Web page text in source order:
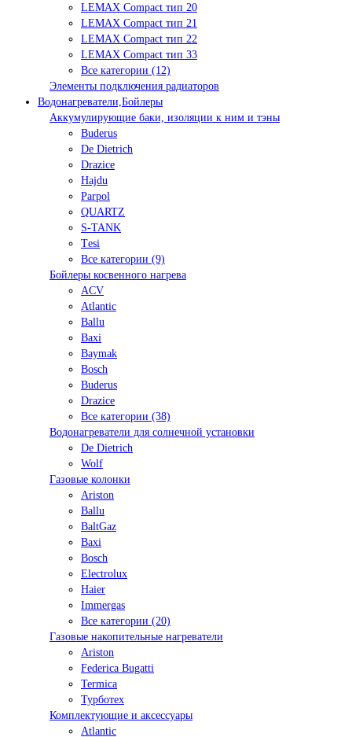
LEMAX Compact тип 20
LEMAX Compact тип 21
LEMAX Compact тип 22
LEMAX Compact тип 33
Все категории (12)
Элементы подключения радиаторов
Водонагреватели,Бойлеры
Аккумулирующие баки, изоляции к ним и тэны
Buderus
De Dietrich
Drazice
Hajdu
Parpol
QUARTZ
S-TANK
Tеsi
Все категории (9)
Бойлеры косвенного нагрева
ACV
Atlantic
Ballu
Baxi
Baymak
Bosch
Buderus
Drazice
Все категории (38)
Водонагреватели для солнечной установки
De Dietrich
Wolf
Газовые колонки
Ariston
Ballu
BaltGaz
Baxi
Bosсh
Electrolux
Haier
Immergas
Все категории (20)
Газовые накопительные нагреватели
Ariston
Federica Bugatti
Termica
Турботех
Комплектующие и аксессуары
Atlantic